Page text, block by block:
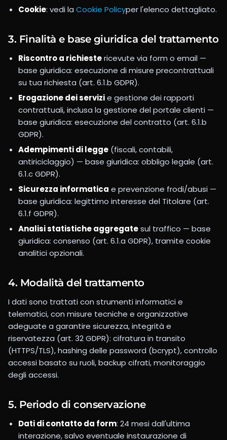
Cookie: vedi la Cookie Policyper l'elenco dettagliato.
3. Finalità e base giuridica del trattamento
Riscontro a richiestericevute via form o email —
base giuridica: esecuzione di misure precontrattuali
su tua richiesta (art. 6.1.b GDPR).
Erogazione dei servizie gestione dei rapporti
contrattuali, inclusa la gestione del portale clienti —
base giuridica: esecuzione del contratto (art. 6.1.b
GDPR).
Adempimenti di legge (fiscali, contabili,
antiriciclaggio) — base giuridica: obbligo legale (art.
6.1.c GDPR).
Sicurezza informatica e prevenzione frodi/abusi —
base giuridica: legittimo interesse del Titolare (art.
6.1.f GDPR).
Analisi statistiche aggregatesul traffico — base
giuridica: consenso (art. 6.1.a GDPR), tramite cookie
analitici opzionali.
4. Modalità del trattamento
I dati sono trattati con strumenti informatici e
telematici, con misure tecniche e organizzative
adeguate a garantire sicurezza, integrità e
riservatezza (art. 32 GDPR): cifratura in transito
(HTTPS/TLS), hashing delle password (bcrypt), controllo
accessi basato su ruoli, backup cifrati, monitoraggio
degli accessi.
5. Periodo di conservazione
Dati di contatto da form: 24 mesi dall'ultima
interazione, salvo eventuale instaurazione di